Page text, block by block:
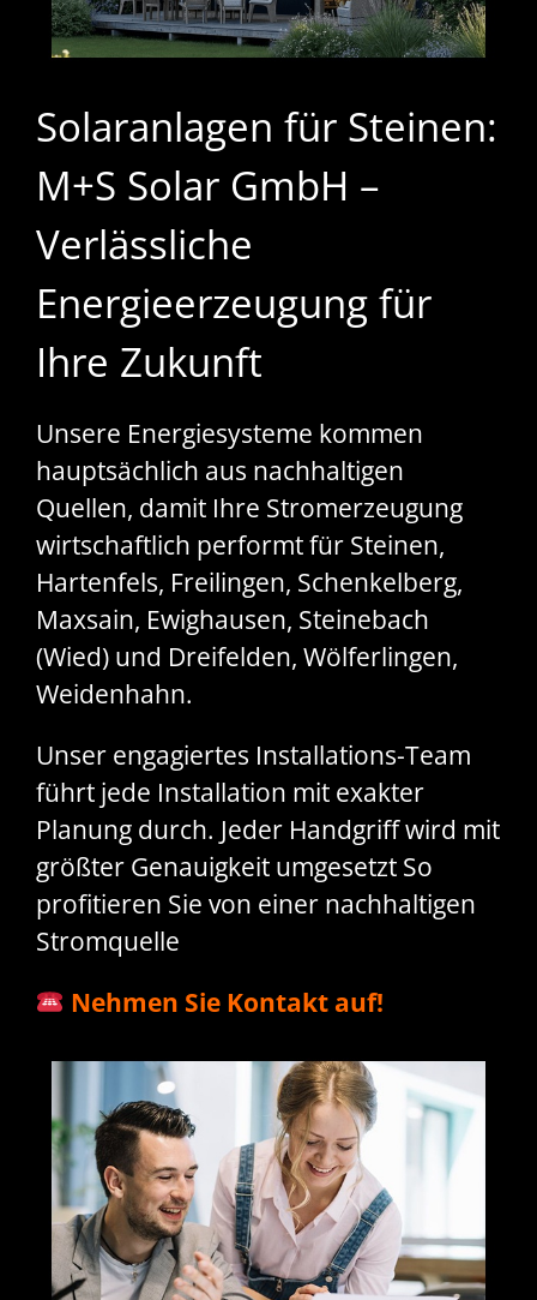
Solaranlagen für Steinen:
M+S Solar GmbH –
Verlässliche
Energieerzeugung für
Ihre Zukunft
Unsere Energiesysteme kommen
hauptsächlich aus nachhaltigen
Quellen, damit Ihre Stromerzeugung
wirtschaftlich performt für Steinen,
Hartenfels, Freilingen, Schenkelberg,
Maxsain, Ewighausen, Steinebach
(Wied) und Dreifelden, Wölferlingen,
Weidenhahn.
Unser engagiertes Installations-Team
führt jede Installation mit exakter
Planung durch. Jeder Handgriff wird mit
größter Genauigkeit umgesetzt So
profitieren Sie von einer nachhaltigen
Stromquelle
Nehmen Sie Kontakt auf!